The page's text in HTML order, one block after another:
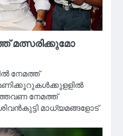
മത്സരിക്കുമോ
നേമത്ത്
മണിക്കൂറുകള്‍ക്കുളളില്‍
ഇത്തവണ നേമത്ത്
മാധ്യമങ്ങളോട്